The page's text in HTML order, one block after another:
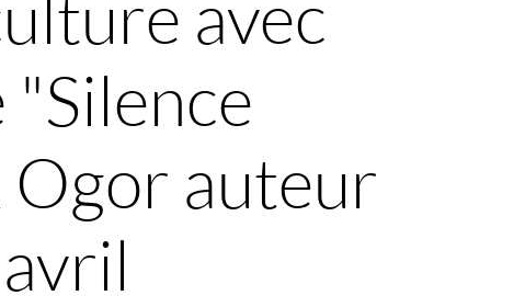
Ogor auteur